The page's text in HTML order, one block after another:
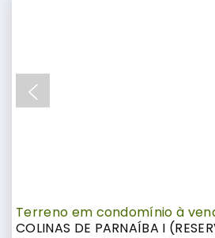
Terreno em condomínio à
COLINAS DE PARNAÍBA I